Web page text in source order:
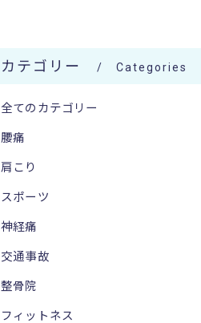
カテゴリー Categories
全てのカテゴリー
腰痛
肩こり
スポーツ
神経痛
交通事故
整骨院
フィットネス